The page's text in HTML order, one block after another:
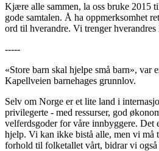
Kjære alle sammen, la oss bruke 2015
gode samtalen. Å ha oppmerksomhet
ord til hverandre. Vi trenger
-----
«Store barn skal hjelpe små barn», var
Kapellveien barnehages grunnlov.
Selv om Norge er et lite land i
privilegerte - med ressurser, god
velferdsgoder for våre innbyggere. Det
hjelp. Vi kan ikke bistå alle, men vi må
forhold til folketallet vårt, bidrar vi også